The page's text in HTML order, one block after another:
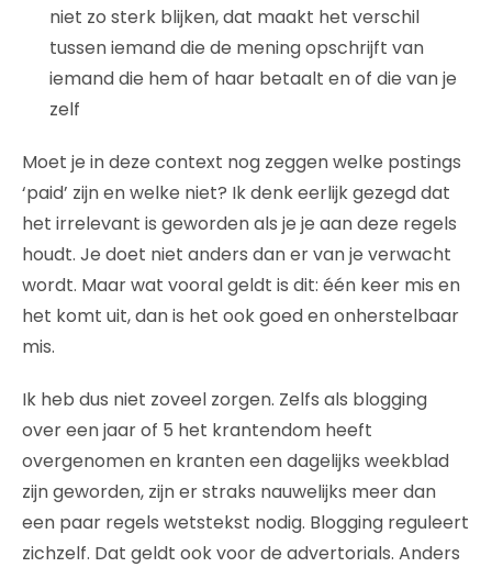
niet zo sterk blijken, dat maakt het verschil
tussen iemand die de mening opschrijft van
iemand die hem of haar betaalt en of die van je
zelf
Moet je in deze context nog zeggen welke postings
‘paid’ zijn en welke niet? Ik denk eerlijk gezegd dat
het irrelevant is geworden als je je aan deze regels
houdt. Je doet niet anders dan er van je verwacht
wordt. Maar wat vooral geldt is dit: één keer mis en
het komt uit, dan is het ook goed en onherstelbaar
mis.
Ik heb dus niet zoveel zorgen. Zelfs als blogging
over een jaar of 5 het krantendom heeft
overgenomen en kranten een dagelijks weekblad
zijn geworden, zijn er straks nauwelijks meer dan
een paar regels wetstekst nodig. Blogging reguleert
zichzelf. Dat geldt ook voor de advertorials. Anders